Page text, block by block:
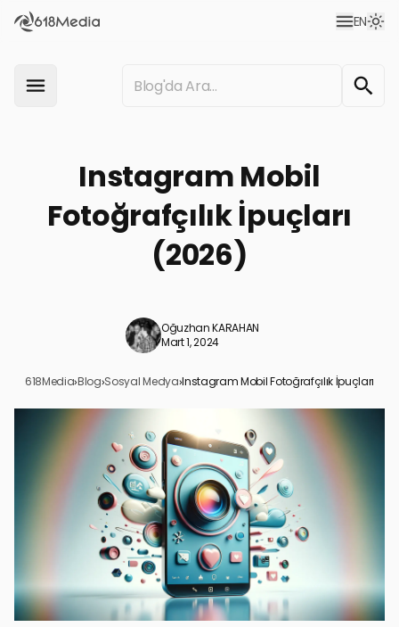
EN
Instagram Mobil
Fotoğrafçılık İpuçları
(2026)
Oğuzhan KARAHAN
Mart 1, 2024
618Media›Blog›Sosyal Medya›Instagram Mobil Fotoğrafçılık İpuçları
Başarılı Mobil Fotoğrafçılık İçin Temel İpuçları
Mobil Fotoğrafçılığında Düzenleme Teknikleri
Instagram İçin İçerik Oluşturma Stratejileri
Hashtag ve Etiketlemenin Gücü
Instagram Hikayeleri ve Canlı Yayınlar
Analitiklerin ve Geri Bildirimlerin Değerlendirilmesi
Yaratıcılığı Teşvik Edici Mobil Fotoğrafçılık Projeleri
Sonuç: Mobil Fotoğrafçılık ve Instagram Başarısı
Mobil Fotoğrafçılık: Sıkça Sorulan Sorular